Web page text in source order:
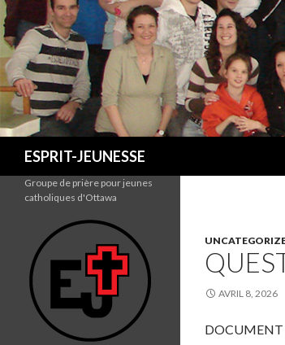
ESPRIT-JEUNESSE
AVRIL 8, 2026
DOCUMENT
Groupe de prière pour jeunes
catholiques d'Ottawa